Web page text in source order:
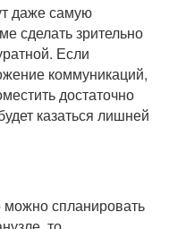
даже самую
сделать зрительно
Если
коммуникаций,
достаточно
казаться лишней
можно спланировать